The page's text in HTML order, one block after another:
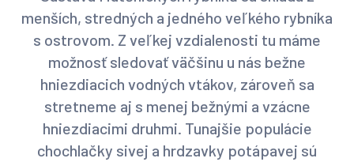
menších, stredných a jedného veľkého rybníka
s ostrovom. Z veľkej vzdialenosti tu máme
možnosť sledovať väčšinu u nás bežne
hniezdiacich vodných vtákov, zároveň sa
stretneme aj s menej bežnými a vzácne
hniezdiacimi druhmi. Tunajšie populácie
chochlačky sivej a hrdzavky potápavej sú